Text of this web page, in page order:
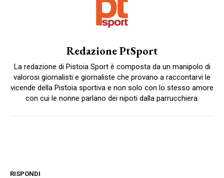
Redazione PtSport
La redazione di Pistoia Sport è composta da un manipolo di
valorosi giornalisti e giornaliste che provano a raccontarvi le
vicende della Pistoia sportiva e non solo con lo stesso amore
con cui le nonne parlano dei nipoti dalla parrucchiera.
RISPONDI